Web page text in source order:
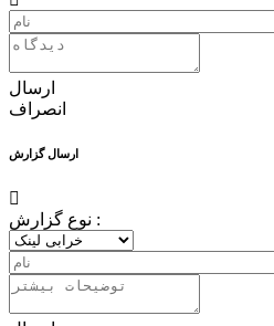
ارسال
انصراف
ارسال گزارش
نوع گزارش :